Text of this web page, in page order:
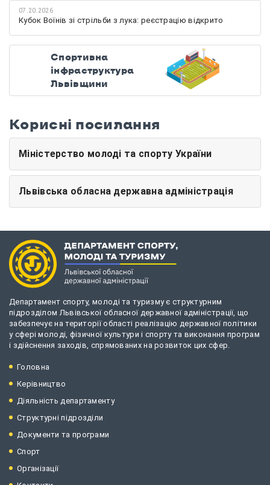
07.20.2026
Кубок Воїнів зі стрільби з лука: реєстрацію відкрито
Спортивна
інфраструктура
Львівщини
Корисні посилання
Міністерство молоді та спорту України
Львівська обласна державна адміністрація
Департамент спорту, молоді та туризму є структурним
підрозділом Львівської обласної державної адміністрації, що
забезпечує на території області реалізацію державної політики
у сфері молоді, фізичної культури і спорту та виконання програм
і здійснення заходів, спрямованих на розвиток цих сфер.
Головна
Керівництво
Діяльність департаменту
Структурні підрозділи
Документи та програми
Спорт
Організації